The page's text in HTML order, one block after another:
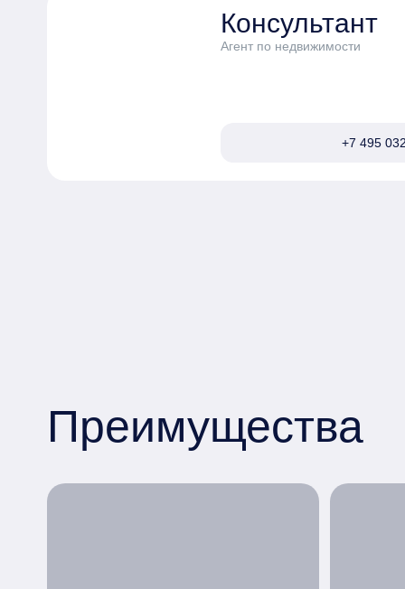
Консультант
Агент по недвижимости
+7 495
Преимущества